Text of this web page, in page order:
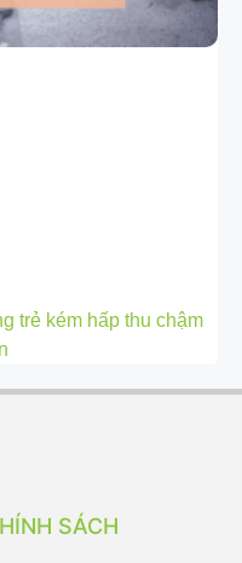
trẻ kém hấp thu chậm
SÁCH